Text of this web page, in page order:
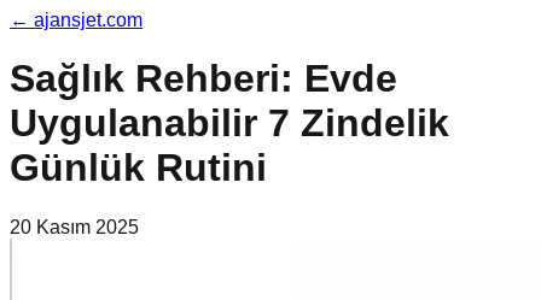
← ajansjet.com
Sağlık Rehberi: Evde
Uygulanabilir 7 Zindelik
Günlük Rutini
20 Kasım 2025